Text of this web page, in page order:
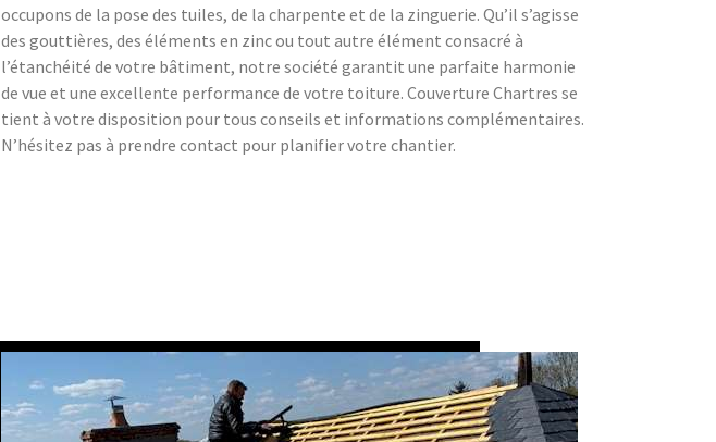
occupons de la pose des tuiles, de la charpente et de la zinguerie. Qu’il s’agisse
des gouttières, des éléments en zinc ou tout autre élément consacré à
l’étanchéité de votre bâtiment, notre société garantit une parfaite harmonie
de vue et une excellente performance de votre toiture. Couverture Chartres se
tient à votre disposition pour tous conseils et informations complémentaires.
N’hésitez pas à prendre contact pour planifier votre chantier.